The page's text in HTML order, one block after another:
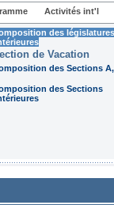
Activités int'l
des législatures
de Vacation
des Sections
des Sections